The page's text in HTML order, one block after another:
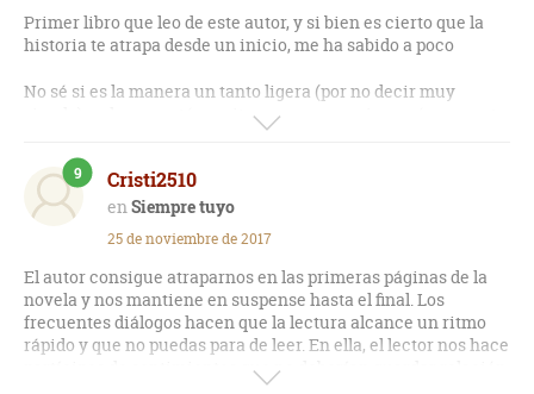
Primer libro que leo de este autor, y si bien es cierto que la
historia te atrapa desde un inicio, me ha sabido a poco
No sé si es la manera un tanto ligera (por no decir muy
simple) en la que está escrita o sus personajes erróneamente
construidos, pero es una historia que al poco tiempo de que
la acabas, te olvidas de ella rápidamente. Además, el
desenlace es demasiado precipitado y quedas muchas cosas
que me habría gustado que fuesen aclaradas.
Algo positivo: se puede leer de una sentada.
Cristi2510
Siempre tuyo
9
25 de noviembre de 2017
El autor consigue atraparnos en las primeras páginas de la
novela y nos mantiene en suspense hasta el final. Los
frecuentes diálogos hacen que la lectura alcance un ritmo
rápido y que no puedas para de leer. En ella, el lector nos hace
partícipes de sentimientos que no deberían guardar relación